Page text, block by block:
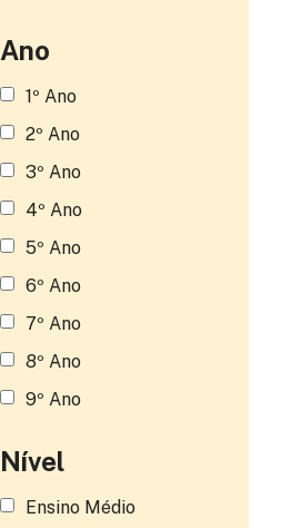
Ano
1º Ano
2º Ano
3º Ano
4º Ano
5º Ano
6º Ano
7º Ano
8º Ano
9º Ano
Nível
Ensino Médio